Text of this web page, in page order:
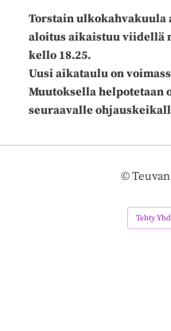
Torstain ulkokahvakuula
aloitus aikaistuu viidellä
kello 18.25.
Uusi aikataulu on
Muutoksella helpotetaan
seuraavalle
©
Tehty